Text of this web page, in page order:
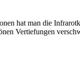
hat man die
Vertiefungen